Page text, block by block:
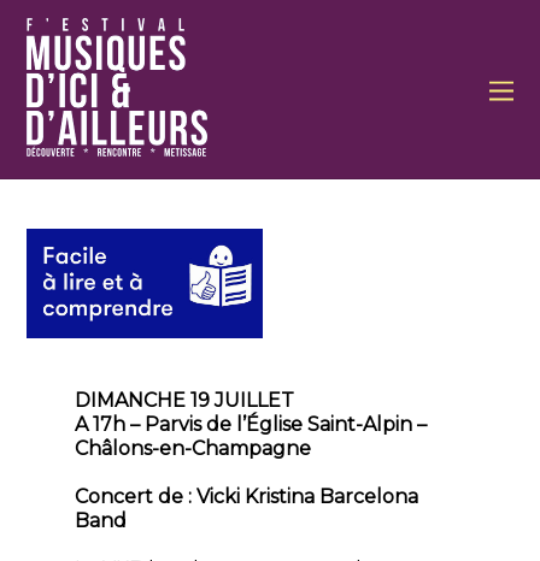
DIMANCHE 19 JUILLET
A 17h – Parvis de l’Église Saint-Alpin –
Châlons-en-Champagne
Concert de : Vicki Kristina Barcelona
Band